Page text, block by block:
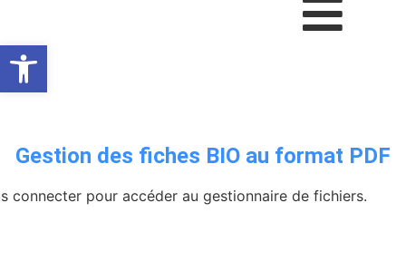
Ouvrir la barre d’outils
Gestion des fiches BIO au format PDF
connecter pour accéder au gestionnaire de fichiers.